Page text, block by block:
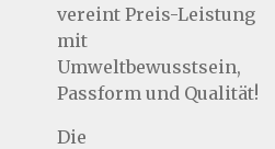
vereint Preis-Leistung
mit
Umweltbewusstsein,
Passform und Qualität!
Die